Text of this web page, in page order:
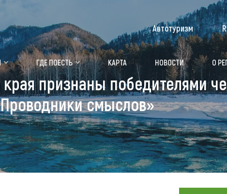
Медицинский форум
Чем заняться
Календарь событий
Аудиогид
Мой маршрут
ГДЕ ПОЕСТЬ КАРТА НОВОСТИ О
Автотуризм
признаны победителями
смыслов»